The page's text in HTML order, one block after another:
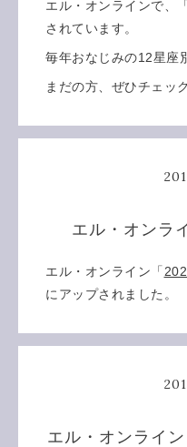
エル・オンラインで、「
されています。
毎年おなじみの12星座
まだの方、ぜひチェッ
エル・オンラ
エル・オンライン「
にアップされました。
エル・オンライ